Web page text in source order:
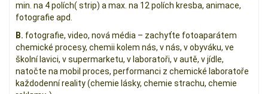
min. na 4 polích( strip) a max. na 12 polích kresba, animace,
fotografie apd.
B. fotografie, video, nová média – zachyťte fotoaparátem
chemické procesy, chemii kolem nás, v nás, v obyváku, ve
školní lavici, v supermarketu, v laboratoři, v autě, v jídle,
natočte na mobil proces, performanci z chemické laboratoře
každodenní reality (chemie lásky, chemie strachu, chemie